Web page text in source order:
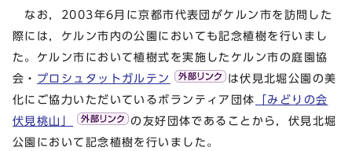
なお，2003年6月に京都市代表団がケルン市を訪問した
際には，ケルン市内の公園においても記念植樹を行いまし
た。ケルン市において植樹式を実施したケルン市の庭園協
会・ プロシュタットガルテン
は伏見北堀公園の美
化にご協力いただいているボランティア団体
「みどりの会
伏見桃山」
の友好団体であることから，伏見北堀
公園において記念植樹を行いました。